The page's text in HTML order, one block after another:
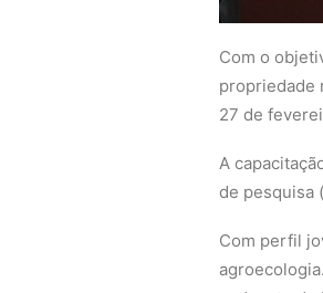
Com o
propriedade
27 de
A
de pesquisa
Com perfil